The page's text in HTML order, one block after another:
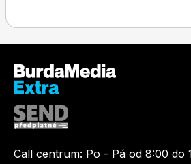
Toprecepty.cz
Call centrum: Po - Pá od 8:00 do